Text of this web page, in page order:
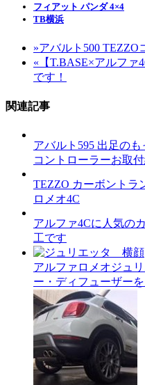
フィアット パンダ 4×4
TB横浜
»アバルト500 TEZZO
« 【T.BASE×アルフ
です！
関連記事
アバルト595 出足の
コントローラーお取
TEZZO カーボントラ
ロメオ4C
アルファ4Cに人気の
工です
アルファロメオジュ
ー・ディフューザーを